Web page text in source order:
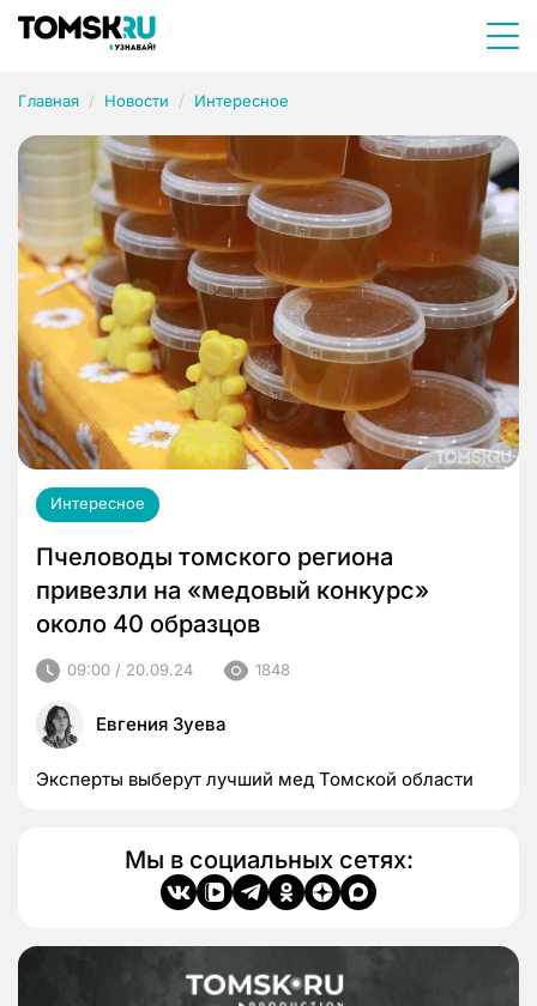
Главная Новости Интересное
Интересное
Пчеловоды томского региона
привезли на «медовый конкурс»
около 40 образцов
09:00 / 20.09.24 1848
Евгения Зуева
Эксперты выберут лучший мед Томской области
Мы в социальных сетях: